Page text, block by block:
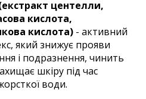
центелли,
кислота,
кислота)- активний
який знижує прояви
і подразнення, чинить
шкіру під час
води.